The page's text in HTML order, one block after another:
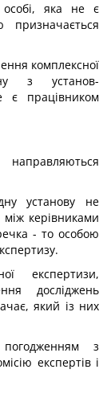
особі, яка не є
призначається
комплексної
з установ-
є працівником
установу не
керівниками
- то особою
експертизи,
досліджень
який із них
погодженням з
експертів і